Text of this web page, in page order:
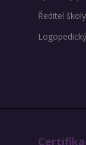
Ředitel